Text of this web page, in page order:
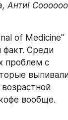
Анти! Соооооо
of Medicine"
факт. Среди
проблем с
вообще.